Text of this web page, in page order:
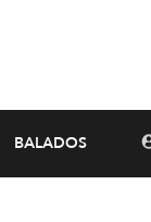
BALADOS